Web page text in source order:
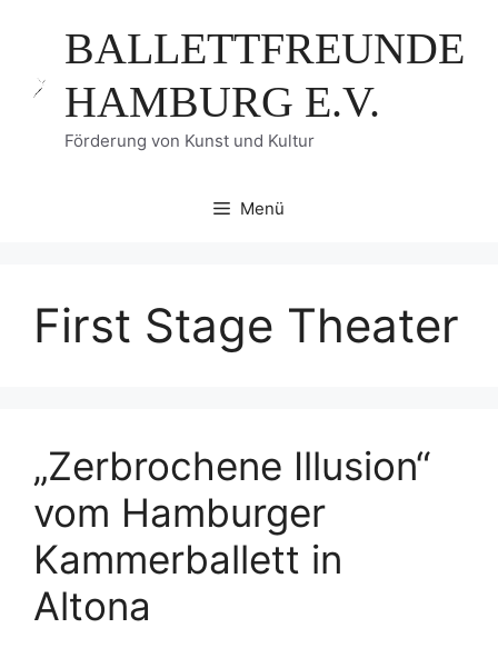
springenBALLETTFREUNDE
HAMBURG E.V.
Förderung von Kunst und Kultur
Menü
First Stage Theater
„Zerbrochene Illusion“
vom Hamburger
Kammerballett in
Altona